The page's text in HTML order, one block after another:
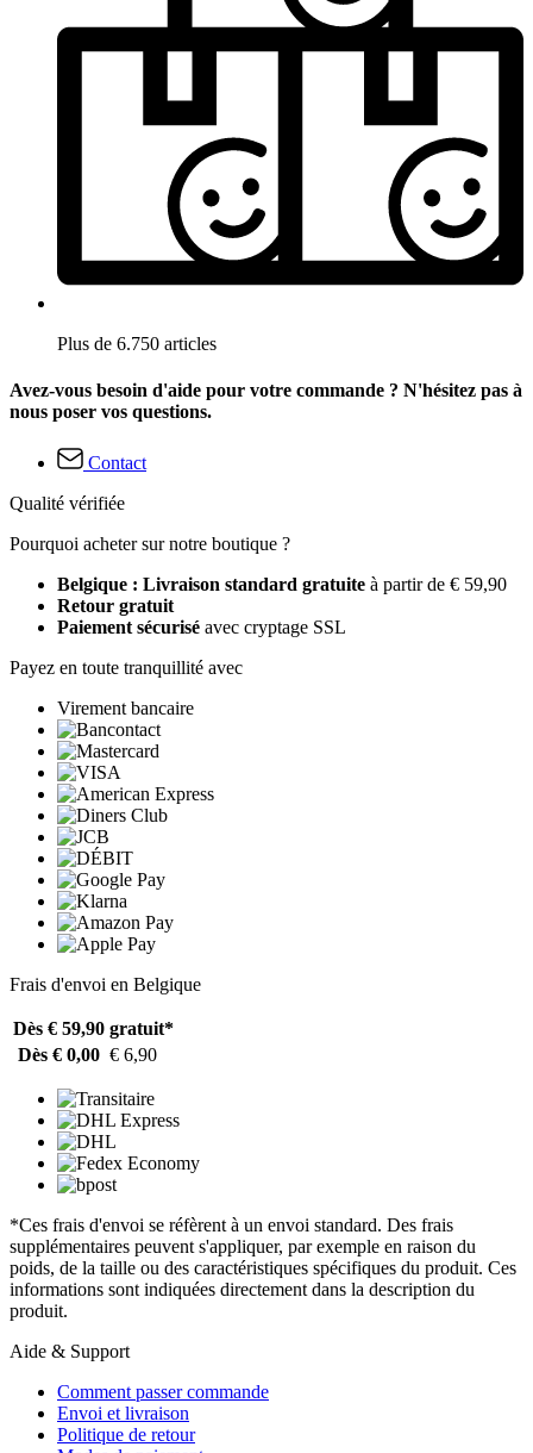
Plus de 6.750 articles
Avez-vous besoin d'aide pour votre commande ? N'hésitez pas à
nous poser vos questions.
Contact
Qualité vérifiée
Pourquoi acheter sur notre boutique ?
Belgique : Livraison standard gratuite à partir de € 59,90
Retour gratuit
Paiement sécurisé avec cryptage SSL
Payez en toute tranquillité avec
Virement bancaire
Frais d'envoi en Belgique
Dès € 59,90 gratuit*
Dès € 0,00 € 6,90
*Ces frais d'envoi se réfèrent à un envoi standard. Des frais
supplémentaires peuvent s'appliquer, par exemple en raison du
poids, de la taille ou des caractéristiques spécifiques du produit. Ces
informations sont indiquées directement dans la description du
produit.
Aide & Support
Comment passer commande
Envoi et livraison
Politique de retour